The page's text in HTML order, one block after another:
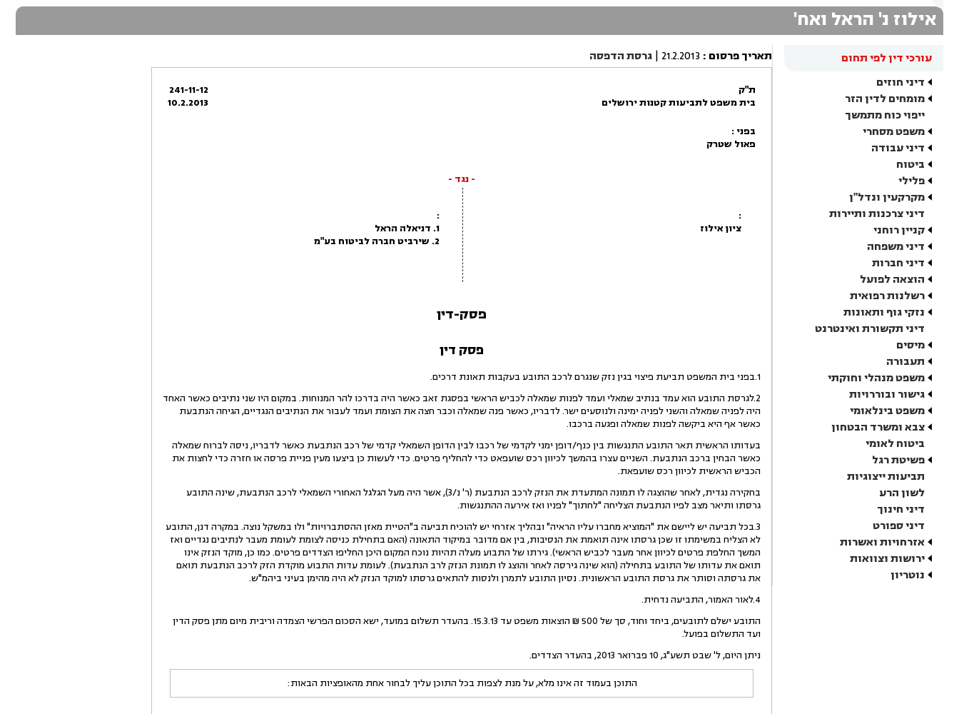
אילוז נ' הראל ואח'
עורכי דין לפי תחום
דיני חוזים
מומחים לדין הזר
ייפוי כוח מתמשך
משפט מסחרי
דיני עבודה
ביטוח
פלילי
מקרקעין ונדל"ן
דיני צרכנות ותיירות
קניין רוחני
דיני משפחה
דיני חברות
הוצאה לפועל
רשלנות רפואית
נזקי גוף ותאונות
דיני תקשורת ואינטרנט
מיסים
תעבורה
משפט מנהלי וחוקתי
גישור ובוררויות
משפט בינלאומי
צבא ומשרד הבטחון
ביטוח לאומי
פשיטת רגל
תביעות ייצוגיות
לשון הרע
דיני חינוך
דיני ספורט
אזרחויות ואשרות
ירושות וצוואות
נוטריון
תאריך פרסום :
21.2.2013
| גרסת הדפסה
ת"ק
בית משפט לתביעות קטנות ירושלים
241-11-12
10.2.2013
בפני :
פאול שטרק
- נגד -
:
ציון אילוז
:
1. דניאלה הראל
2. שירביט חברה לביטוח בע"מ
פסק-דין
פסק דין
1.בפני בית המשפט תביעת פיצוי בגין נזק שנגרם לרכב התובע בעקבות תאונת דרכים.
2.לגרסת התובע הוא עמד בנתיב שמאלי ועמד לפנות שמאלה לכביש הראשי בפסגת זאב כאשר היה בדרכו להר המנוחות. במקום היו שני נתיבים כאשר האחד
היה לפניה שמאלה והשני לפניה ימינה ולנוסעים ישר. לדבריו, כאשר פנה שמאלה וכבר חצה את הצומת ועמד לעבור את הנתיבים הנגדיים, הגיחה הנתבעת
כאשר אף היא ביקשה לפנות שמאלה ופגעה ברכבו.
בעדותו הראשית תאר התובע התנגשות בין כנף/דופן ימני לקדמי של רכבו לבין הדופן השמאלי קדמי של רכב הנתבעת כאשר לדבריו, ניסה לברוח שמאלה
כאשר הבחין ברכב הנתבעת. השניים עצרו בהמשך לכיוון רכס שועפאט כדי להחליף פרטים. כדי לעשות כן ביצעו מעין פניית פרסה או חזרה כדי לחצות את
הכביש הראשית לכיוון רכס שועפאת.
בחקירה נגדית, לאחר שהוצגה לו תמונה המתעדת את הנזק לרכב הנתבעת (ר' נ/3), אשר היה מעל הגלגל האחורי השמאלי לרכב הנתבעת, שינה התובע
גרסתו ותיאר מצב לפיו הנתבעת הצליחה "לחתוך" לפניו ואז אירעה ההתנגשות.
3.בכל תביעה יש ליישם את "המוציא מחברו עליו הראיה" ובהליך אזרחי יש להוכיח תביעה ב"הטיית מאזן ההסתברויות" ולו במשקל נוצה. במקרה דנן, התובע
לא הצליח במשימתו זו שכן גרסתו אינה תואמת את הנסיבות, בין אם מדובר במיקוד התאונה (האם בתחילת כניסה לצומת לעומת מעבר לנתיבים נגדיים ואז
המשך החלפת פרטים לכיוון אחר מעבר לכביש הראשי). גירתו של התבוע מעלה תהיות נוכח המקום היכן החליפו הצדדים פרטים. כמו כן, מוקד הנזק אינו
תואם את עדותו של התובע בתחילה (הוא שינה גירסה לאחר והוצג לו תמונת הנזק לרב הנתבעת). לעומת עדות התבוע מוקדת הזק לרכב הנתבעת תואם
את גרסתה וסותר את גרסת התובע הראשונית. נסיון התובע לתמרן ולנסות להתאים גרסתו למוקד הנזק לא היה מהימן בעיני ביהמ"ש.
4.לאור האמור, התביעה נדחית.
התובע ישלם לתובעים, ביחד וחוד, סך של 500 ₪ הוצאות משפט עד 15.3.13. בהעדר תשלום במועד, ישא הסכום הפרשי הצמדה וריבית מיום מתן פסק הדין
ועד התשלום בפועל.
ניתן היום, ל' שבט תשע"ג, 10 פברואר 2013, בהעדר הצדדים.
התוכן בעמוד זה אינו מלא, על מנת לצפות בכל התוכן עליך לבחור אחת מהאופציות הבאות: